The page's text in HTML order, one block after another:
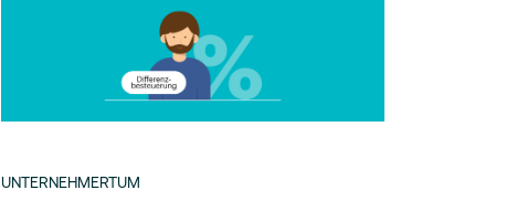
UNTERNEHMERTUM